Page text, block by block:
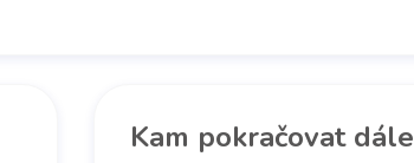
Kam pokračovat dále